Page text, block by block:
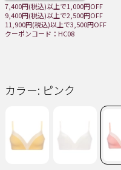
7,400円(税込)以上で1,000円OFF
9,400円(税込)以上で2,500円OFF
11,900円(税込)以上で3,500円OFF
クーポンコード：HC08
カラー: ピンク